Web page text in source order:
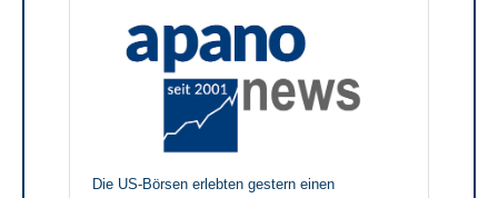
Die US-Börsen erlebten gestern einen